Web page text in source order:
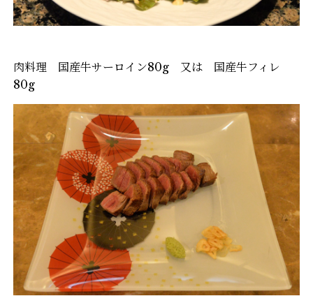
肉料理 国産牛サーロイン80g 又は 国産牛フィレ
80g